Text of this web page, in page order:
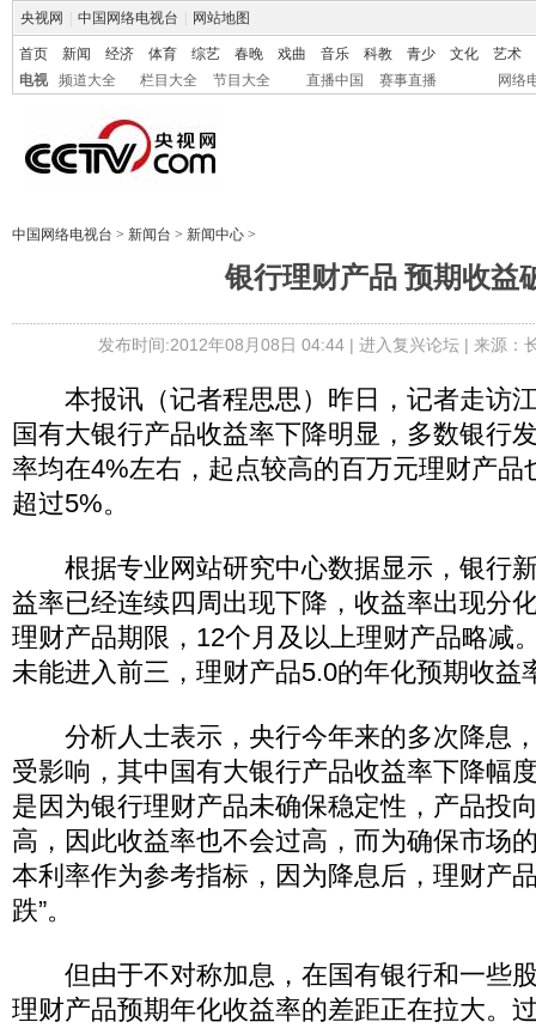
央视网 中国网络电视台 网站地图
首页 新闻 经济 体育 综艺 春晚 戏曲 音乐 科教 青少 文化
艺术
电视
频道大全 栏目大全 节目大全 直播中国 赛事直播 网络
中国网络电视台 > 新闻台 > 新闻中心 >
银行理财产品 预期收益
发布时间:2012年08月08日 04:44 | 进入复兴论坛| 来源：
本报讯（记者程思思）昨日，记者走访
国有大银行产品收益率下降明显，多数银行
率均在4%左右，起点较高的百万元理财产品
超过5%。
根据专业网站研究中心数据显示，银行
益率已经连续四周出现下降，收益率出现分
理财产品期限，12个月及以上理财产品略减
未能进入前三，理财产品5.0的年化预期收益
分析人士表示，央行今年来的多次降息
受影响，其中国有大银行产品收益率下降幅
是因为银行理财产品未确保稳定性，产品投
高，因此收益率也不会过高，而为确保市场
本利率作为参考指标，因为降息后，理财产
跌”。
但由于不对称加息，在国有银行和一些
理财产品预期年化收益率的差距正在拉大。